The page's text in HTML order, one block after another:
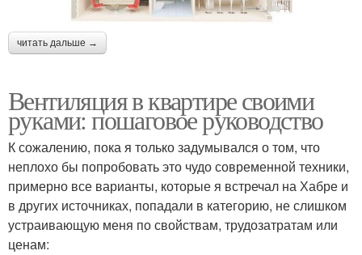
читать дальше →
Вентиляция в квартире своими
руками: пошаговое руководство
К сожалению, пока я только задумывался о том, что
неплохо бы попробовать это чудо современной техники,
примерно все варианты, которые я встречал на Хабре и
в других источниках, попадали в категорию, не слишком
устраивающую меня по свойствам, трудозатратам или
ценам: